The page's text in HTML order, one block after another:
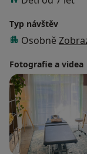
Typ návštěv
Osobně
Fotografie a videa